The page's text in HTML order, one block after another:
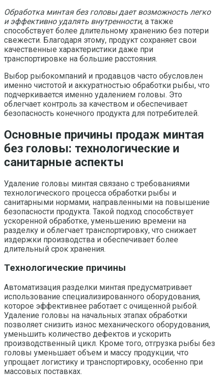
Обработка минтая без головы дает возможность легко
и эффективно удалять внутренности, а также
способствует более длительному хранению без потери
свежести. Благодаря этому, продукт сохраняет свои
качественные характеристики даже при
транспортировке на большие расстояния.
Выбор рыбокомпаний и продавцов часто обусловлен
именно чистотой и аккуратностью обработки рыбы, что
подчеркивается именно удалением головы. Это
облегчает контроль за качеством и обеспечивает
безопасность конечного продукта для потребителей.
Основные причины продаж минтая
без головы: технологические и
санитарные аспекты
Удаление головы минтая связано с требованиями
технологического процесса обработки рыбы и
санитарными нормами, направленными на повышение
безопасности продукта. Такой подход способствует
ускоренной обработке, уменьшению времени на
разделку и облегчает транспортировку, что снижает
издержки производства и обеспечивает более
длительный срок хранения.
Технологические причины
Автоматизация разделки минтая предусматривает
использование специализированного оборудования,
которое эффективнее работает с очищенной рыбой.
Удаление головы на начальных этапах обработки
позволяет снизить износ механического оборудования,
уменьшить количество дефектов и ускорить
производственный цикл. Кроме того, отгрузка рыбы без
головы уменьшает объем и массу продукции, что
упрощает логистику и транспортировку, особенно при
массовых поставках.